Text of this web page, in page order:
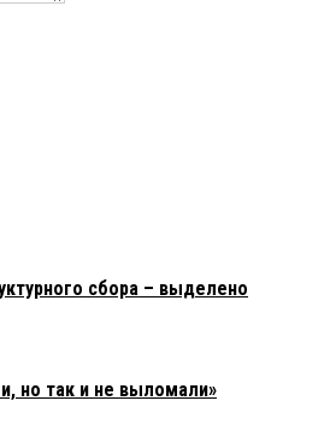
сбора – выделено
но так и не выломали»